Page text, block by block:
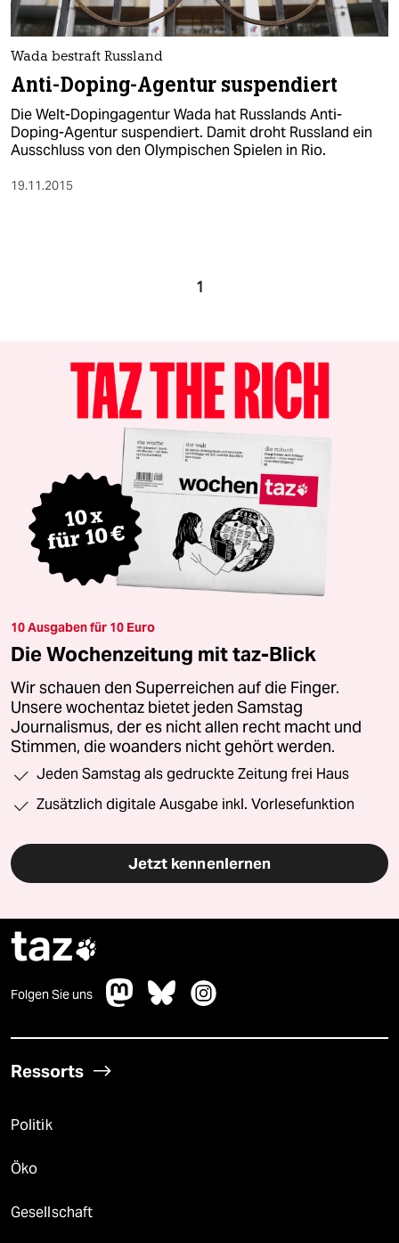
Wada bestraft Russland
Anti-Doping-Agentur suspendiert
Die Welt-Dopingagentur Wada hat Russlands Anti-
Doping-Agentur suspendiert. Damit droht Russland ein
Ausschluss von den Olympischen Spielen in Rio.
19.11.2015
1
10 Ausgaben für 10 Euro
Die Wochenzeitung mit taz-Blick
Wir schauen den Superreichen auf die Finger.
Unsere wochentaz bietet jeden Samstag
Journalismus, der es nicht allen recht macht und
Stimmen, die woanders nicht gehört werden.
Jeden Samstag als gedruckte Zeitung frei Haus
Zusätzlich digitale Ausgabe inkl. Vorlesefunktion
Jetzt kennenlernen
taz
Folgen Sie uns
Ressorts
Politik
Öko
Gesellschaft